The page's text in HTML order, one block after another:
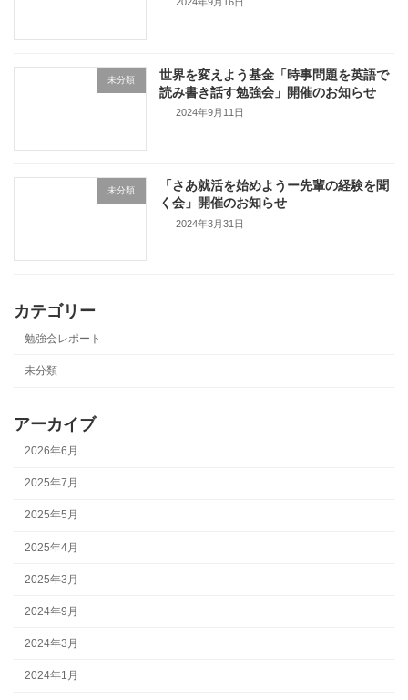
未分類
世界を変えよう基金「時事問題を英語で
読み書き話す勉強会」開催のお知らせ
2024年9月11日
未分類
「さあ就活を始めようー先輩の経験を聞
く会」開催のお知らせ
2024年3月31日
カテゴリー
勉強会レポート
未分類
アーカイブ
2026年6月
2025年7月
2025年5月
2025年4月
2025年3月
2024年9月
2024年3月
2024年1月